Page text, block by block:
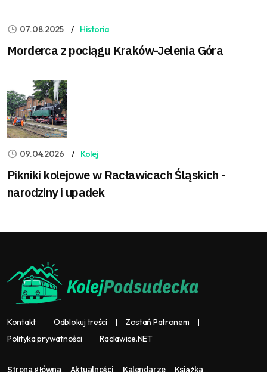
07.08.2025 Historia
Morderca z pociągu Kraków-Jelenia Góra
09.04.2026 Kolej
Pikniki kolejowe w Racławicach Śląskich -
narodziny i upadek
Kontakt Odblokuj treści
Zostań Patronem
Polityka prywatności
Raclawice.NET